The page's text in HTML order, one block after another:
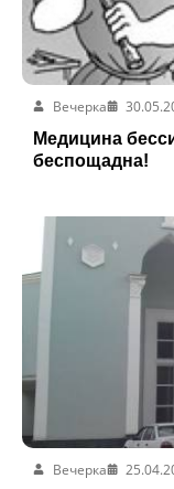
Вечерка
Медицина
беспощадна!
Вечерка